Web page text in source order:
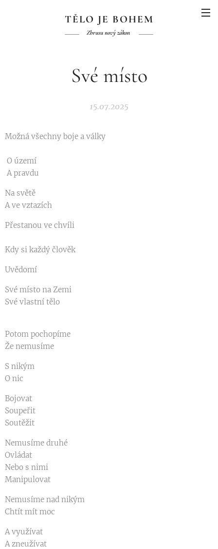
TĚLO JE BOHEM
Zbrusu nový zákon
Své místo
15.07.2025
Možná všechny boje a války
O území
A pravdu
Na světě
A ve vztazích
Přestanou ve chvíli
Kdy si každý člověk
Uvědomí
Své místo na Zemi
Své vlastní tělo
Potom pochopíme
Že nemusíme
S nikým
O nic
Bojovat
Soupeřit
Soutěžit
Nemusíme druhé
Ovládat
Nebo s nimi
Manipulovat
Nemusíme nad nikým
Chtít mít moc
A využívat
A zneužívat